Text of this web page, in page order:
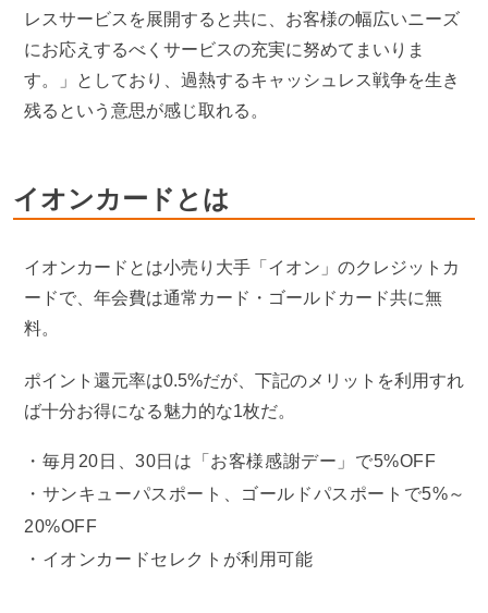
レスサービスを展開すると共に、お客様の幅広いニーズ
にお応えするべくサービスの充実に努めてまいりま
す。」としており、過熱するキャッシュレス戦争を生き
残るという意思が感じ取れる。
イオンカードとは
イオンカードとは小売り大手「イオン」のクレジットカ
ードで、年会費は通常カード・ゴールドカード共に無
料。
ポイント還元率は0.5%だが、下記のメリットを利用すれ
ば十分お得になる魅力的な1枚だ。
毎月20日、30日は「お客様感謝デー」で5%OFF
サンキューパスポート、ゴールドパスポートで5%～
20%OFF
イオンカードセレクトが利用可能